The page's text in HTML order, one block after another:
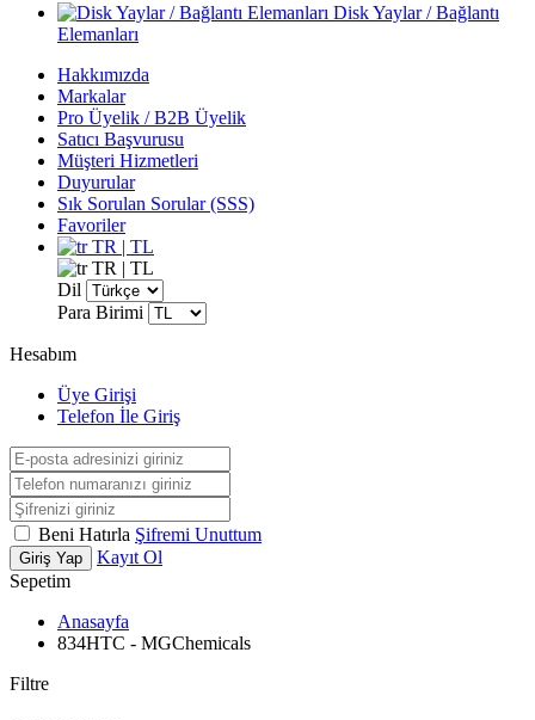
Disk Yaylar / Bağlantı
Elemanları
Hakkımızda
Markalar
Pro Üyelik / B2B Üyelik
Satıcı Başvurusu
Müşteri Hizmetleri
Duyurular
Sık Sorulan Sorular (SSS)
Favoriler
TR | TL
TR | TL
Dil
Para Birimi
Hesabım
Üye Girişi
Telefon İle Giriş
Beni Hatırla Şifremi Unuttum
Giriş Yap
Kayıt Ol
Sepetim
Anasayfa
834HTC - MGChemicals
Filtre